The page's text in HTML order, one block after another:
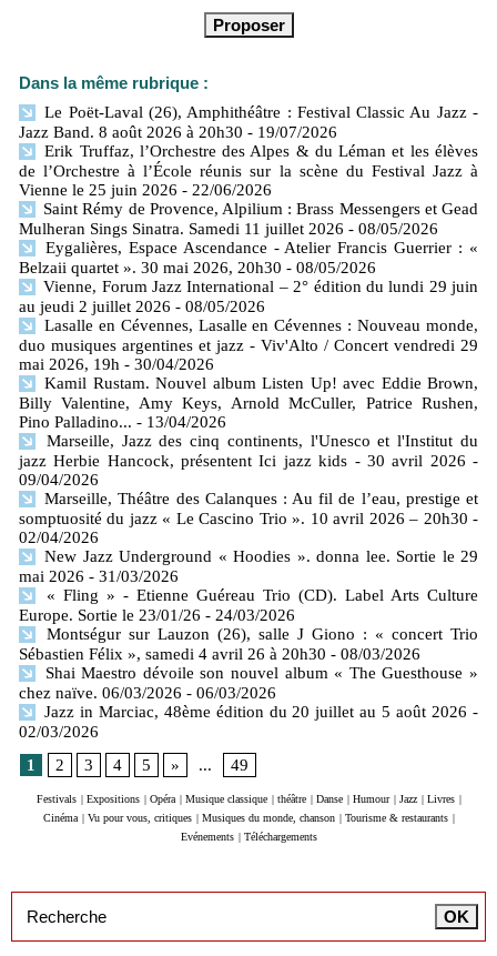
Dans la même rubrique :
Le Poët-Laval (26), Amphithéâtre : Festival Classic Au Jazz -
Jazz Band. 8 août 2026 à 20h30 - 19/07/2026
Erik Truffaz, l’Orchestre des Alpes & du Léman et les élèves
de l’Orchestre à l’École réunis sur la scène du Festival Jazz à
Vienne le 25 juin 2026 - 22/06/2026
Saint Rémy de Provence, Alpilium : Brass Messengers et Gead
Mulheran Sings Sinatra. Samedi 11 juillet 2026 - 08/05/2026
Eygalières, Espace Ascendance - Atelier Francis Guerrier : «
Belzaii quartet ». 30 mai 2026, 20h30 - 08/05/2026
Vienne, Forum Jazz International – 2° édition du lundi 29 juin
au jeudi 2 juillet 2026 - 08/05/2026
Lasalle en Cévennes, Lasalle en Cévennes : Nouveau monde,
duo musiques argentines et jazz - Viv'Alto / Concert vendredi 29
mai 2026, 19h - 30/04/2026
Kamil Rustam. Nouvel album Listen Up! avec Eddie Brown,
Billy Valentine, Amy Keys, Arnold McCuller, Patrice Rushen,
Pino Palladino... - 13/04/2026
Marseille, Jazz des cinq continents, l'Unesco et l'Institut du
jazz Herbie Hancock, présentent Ici jazz kids - 30 avril 2026 -
09/04/2026
Marseille, Théâtre des Calanques : Au fil de l’eau, prestige et
somptuosité du jazz « Le Cascino Trio ». 10 avril 2026 – 20h30 -
02/04/2026
New Jazz Underground « Hoodies ». donna lee. Sortie le 29
mai 2026 - 31/03/2026
« Fling » - Etienne Guéreau Trio (CD). Label Arts Culture
Europe. Sortie le 23/01/26 - 24/03/2026
Montségur sur Lauzon (26), salle J Giono : « concert Trio
Sébastien Félix », samedi 4 avril 26 à 20h30 - 08/03/2026
Shai Maestro dévoile son nouvel album « The Guesthouse »
chez naïve. 06/03/2026 - 06/03/2026
Jazz in Marciac, 48ème édition du 20 juillet au 5 août 2026 -
02/03/2026
1
2 3 4 5 » ... 49
Festivals Expositions Opéra Musique classique théâtre Danse Humour Jazz Livres
Cinéma
Vu pour vous, critiques Musiques du monde, chanson Tourisme & restaurants
Evénements
Téléchargements